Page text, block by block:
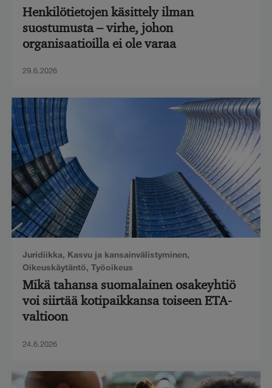
Henkilötietojen käsittely ilman
suostumusta – virhe, johon
organisaatioilla ei ole varaa
29.6.2026
Juridiikka, Kasvu ja kansainvälistyminen,
Oikeuskäytäntö, Työoikeus
Mikä tahansa suomalainen osakeyhtiö
voi siirtää kotipaikkansa toiseen ETA-
valtioon
24.6.2026